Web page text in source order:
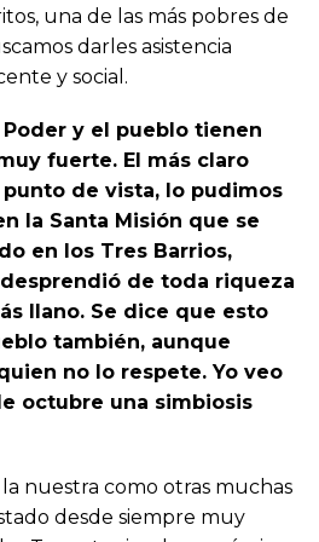
una de las más pobres de
darles asistencia
y social.
Poder y el pueblo tienen
fuerte. El más claro
de vista, lo pudimos
la Santa Misión que se
en los Tres Barrios,
de toda riqueza
llano. Se dice que esto
también, aunque
no lo respete. Yo veo
octubre una simbiosis
nuestra como otras muchas
desde siempre muy